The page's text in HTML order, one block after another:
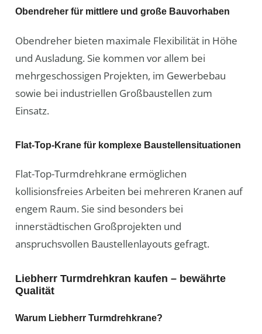
Obendreher für mittlere und große Bauvorhaben
Obendreher bieten maximale Flexibilität in Höhe
und Ausladung. Sie kommen vor allem bei
mehrgeschossigen Projekten, im Gewerbebau
sowie bei industriellen Großbaustellen zum
Einsatz.
Flat-Top-Krane für komplexe Baustellensituationen
Flat-Top-Turmdrehkrane ermöglichen
kollisionsfreies Arbeiten bei mehreren Kranen auf
engem Raum. Sie sind besonders bei
innerstädtischen Großprojekten und
anspruchsvollen Baustellenlayouts gefragt.
Liebherr Turmdrehkran kaufen – bewährte
Qualität
Warum Liebherr Turmdrehkrane?